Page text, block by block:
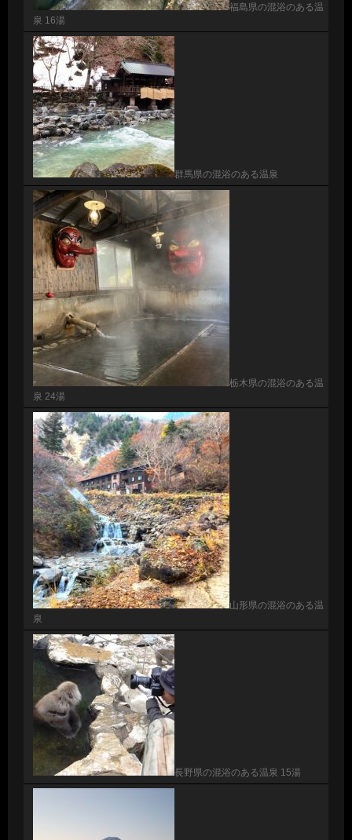
福島県の混浴のある温
泉 16湯
群馬県の混浴のある温泉
栃木県の混浴のある温
泉 24湯
山形県の混浴のある温
泉
長野県の混浴のある温泉 15湯